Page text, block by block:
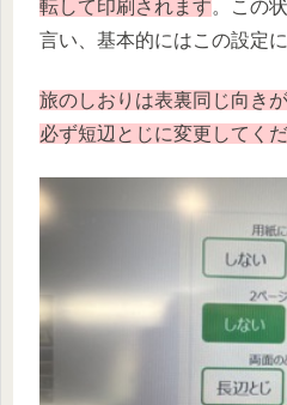
転して印刷されます。この
言い、基本的にはこの設定
旅のしおりは表裏同じ向き
必ず短辺とじに変更してく